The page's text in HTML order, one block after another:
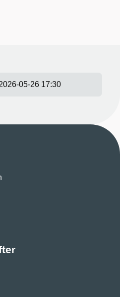
05-26 17:30